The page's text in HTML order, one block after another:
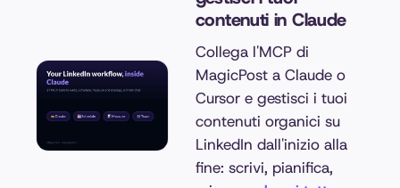
contenuti in Claude
Collega l'MCP di
MagicPost a Claude o
Cursor e gestisci i tuoi
contenuti organici su
LinkedIn dall'inizio alla
fine: scrivi, pianifica,